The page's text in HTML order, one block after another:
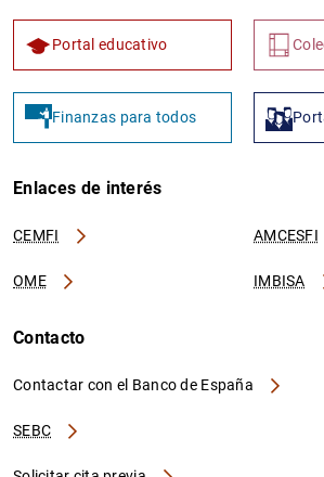
Portal educativo
Finanzas para todos
Enlaces de interés
CEMFI AMCESFI
OME IMBISA
Contacto
Contactar con el Banco de España
SEBC